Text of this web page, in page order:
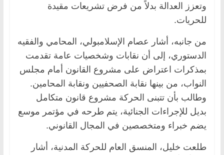
وتعزز العدالة بدلاً من فرض تشريعات مقيدة
للحريات.
من جانبه، أشار عصام الإسلامبولي، المحامي والفقيه
الدستوري، إلى أن نقابات وشخصيات عامة تقدمت
بمذكرات اعتراض على مشروع القانون أمام مجلس
النواب، من بينها نقابة الصحفيين ونقابة المحامين.
وطالب بأن تتبنى الحركة مشروع قانون متكامل
بديل للإجراءات الجنائية، يتم طرحه في مؤتمر موسع
يضم خبراء ومتخصصين في المجال القانوني.
طلعت خليل، المنسق العام للحركة المدنية، أشار